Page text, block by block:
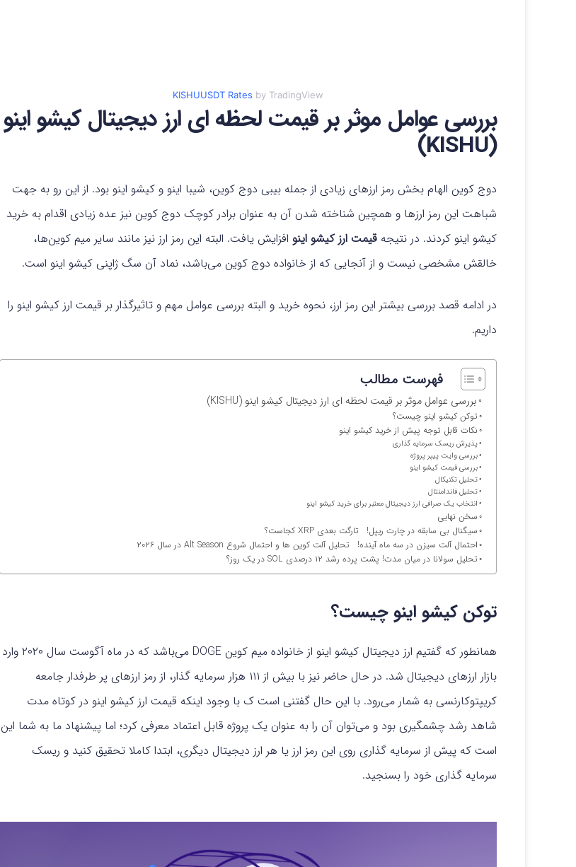
KISHUUSDT Rates by TradingView
بررسی عوامل موثر بر قیمت لحظه ای ارز دیجیتال کیشو اینو
(KISHU)
دوج کوین الهام بخش رمز ارزهای زیادی از جمله بیبی دوج کوین، شیبا اینو و کیشو اینو بود. از این رو به جهت
شباهت این رمز ارزها و همچین شناخته شدن آن به عنوان برادر کوچک دوج کوین نیز عده زیادی اقدام به خرید
کیشو اینو کردند. در نتیجه قیمت ارز کیشو اینو افزایش یافت. البته این رمز ارز نیز مانند سایر میم کوین‌ها،‌
خالقش مشخصی نیست و از آنجایی که از خانواده دوج کوین می‌باشد، نماد آن سگ ژاپنی کیشو اینو است.
در ادامه قصد بررسی بیشتر این رمز ارز، نحوه خرید و البته بررسی عوامل مهم و تاثیرگذار بر قیمت ارز کیشو اینو را
داریم.
فهرست مطالب
بررسی عوامل موثر بر قیمت لحظه ای ارز دیجیتال کیشو اینو (KISHU)
توکن کیشو اینو چیست؟
نکات قابل توجه پیش از خرید کیشو اینو
پذیرش ریسک سرمایه گذاری
بررسی وایت پیپر پروژه
بررسی قیمت کیشو اینو
تحلیل تکنیکال
تحلیل فاندامنتال
انتخاب یک صرافی ارز دیجیتال معتبر برای خرید کیشو اینو
سخن نهایی
سیگنال بی سابقه در چارت ریپل! تارگت بعدی XRP کجاست؟
احتمال آلت سیزن در سه ماه آینده! تحلیل آلت کوین ها و احتمال شروع Alt Season در سال ۲۰۲۶
تحلیل سولانا در میان مدت! پشت پرده رشد ۱۲ درصدی SOL در یک روز؟
توکن کیشو اینو چیست؟
همانطور که گفتیم ارز دیجیتال کیشو اینو از خانواده میم کوین DOGE می‌باشد که در ماه آگوست سال ۲۰۲۰ وارد
بازار ارزهای دیجیتال شد. در حال حاضر نیز با بیش از ۱۱۱ هزار سرمایه گذار، از رمز ارزهای پر طرفدار جامعه
کریپتوکارنسی به شمار می‌رود. با این حال گفتنی است ک با وجود اینکه قیمت ارز کیشو اینو در کوتاه مدت
شاهد رشد چشمگیری بود و می‌توان آن را به عنوان یک پروژه قابل اعتماد معرفی کرد؛ اما پیشنهاد ما به شما این
است که پیش از سرمایه گذاری روی این رمز ارز یا هر ارز دیجیتال دیگری، ابتدا کاملا تحقیق کنید و ریسک
سرمایه گذاری خود را بسنجید.